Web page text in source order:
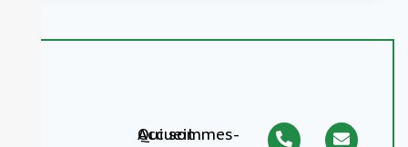
Accueil
Qui sommes-